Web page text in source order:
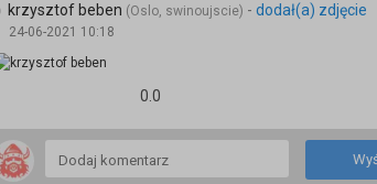
krzysztof beben (Oslo, swinoujscie) - dodał(a) zdjęcie
24-06-2021 10:18
0.0